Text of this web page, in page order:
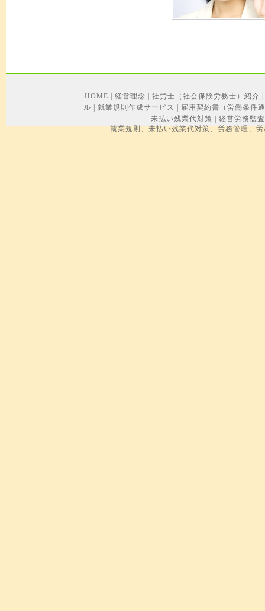
HOME 経営理念 社労士（社会保険労務士）紹介
ル
就業規則作成サービス
雇用契約書（労働条件
未払い残業代対策
経営労務監査
就業規則、未払い残業代対策、労務管理、労務トラブル